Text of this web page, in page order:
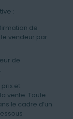
:
de
vendeur par
de
et
vente. Toute
le cadre d’un